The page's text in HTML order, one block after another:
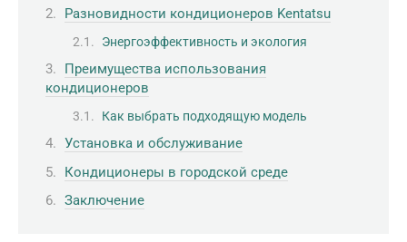
Разновидности кондиционеров Kentatsu
Энергоэффективность и экология
Преимущества использования
кондиционеров
Как выбрать подходящую модель
Установка и обслуживание
Кондиционеры в городской среде
Заключение